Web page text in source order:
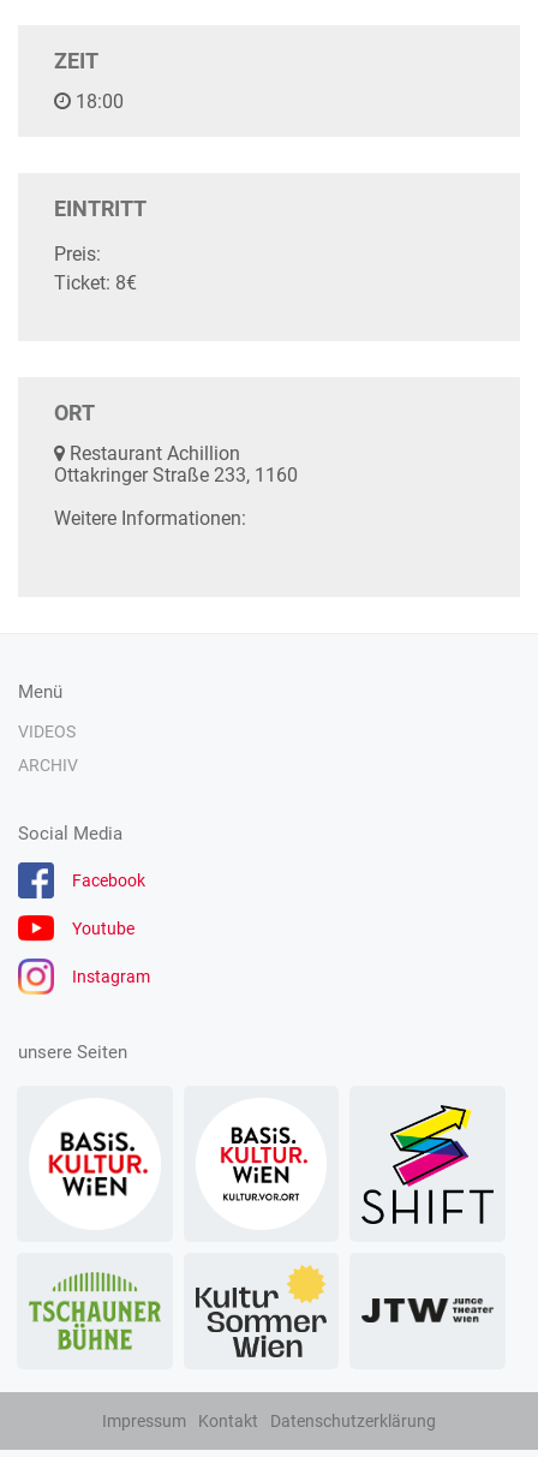
ZEIT
18:00
EINTRITT
Preis:
Ticket: 8€
ORT
Restaurant Achillion
Ottakringer Straße 233, 1160
Weitere Informationen:
Menü
VIDEOS
ARCHIV
Social Media
Facebook
Youtube
Instagram
unsere Seiten
Impressum Kontakt Datenschutzerklärung